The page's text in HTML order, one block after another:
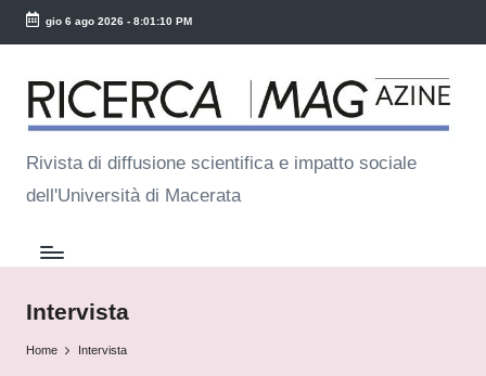
Skip
content
gio 6 ago 2026- 8:01:10 PM
R
ic
e
r
c
a
M
a
Rivista di diffusione scientifica e impatto sociale
dell'Università di Macerata
Intervista
Home Intervista